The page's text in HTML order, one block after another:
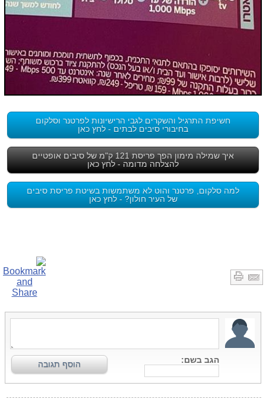
חשיפת התרגיל והשקרים לגבי הרישיונות לפרטנר וסלקום
בחיבורי סיבים לבתים - לחץ כאן
איך שמילה מימון הפך פריסת 121 ק"מ של סיבים אופטיים
להצלחה מדומה - לחץ כאן
למה סלקום, פרטנר והוט לא משתמשות בשיטת פריסת סיבים
של העיר חולון? - לחץ כאן